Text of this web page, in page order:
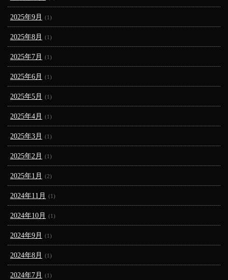
2025年9月 (1)
2025年8月 (1)
2025年7月 (1)
2025年6月 (1)
2025年5月 (1)
2025年4月 (1)
2025年3月 (1)
2025年2月 (1)
2025年1月 (2)
2024年11月 (1)
2024年10月 (1)
2024年9月 (1)
2024年8月 (1)
2024年7月 (1)